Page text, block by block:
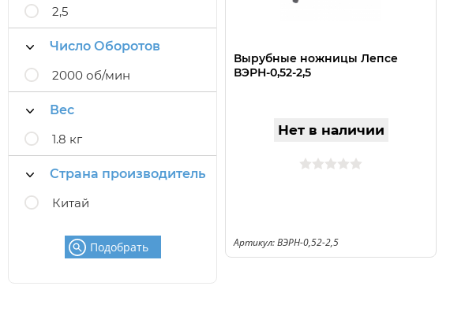
2,5
Число Оборотов
2000 об/мин
Вес
1.8 кг
Страна производитель
Китай
Подобрать
Вырубные ножницы Лепсе
ВЭРН-0,52-2,5
Нет в наличии
Артикул: ВЭРН-0,52-2,5